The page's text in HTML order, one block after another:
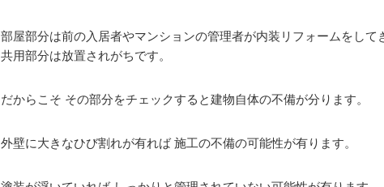
部屋部分は前の入居者やマンションの管理者が内装リフォームをして
共用部分は放置されがちです。
だからこそ その部分をチェックすると建物自体の不備が分ります。
外壁に大きなひび割れが有れば 施工の不備の可能性が有ります。